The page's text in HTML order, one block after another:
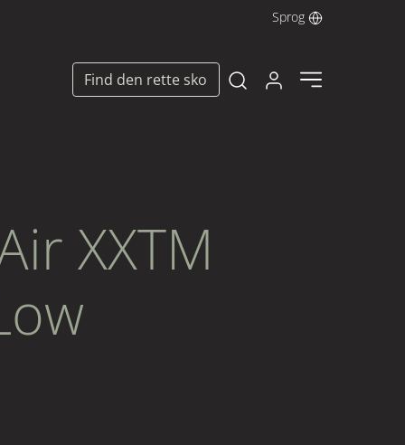
Sprog
Find den rette sko
Log ind her
XXTM